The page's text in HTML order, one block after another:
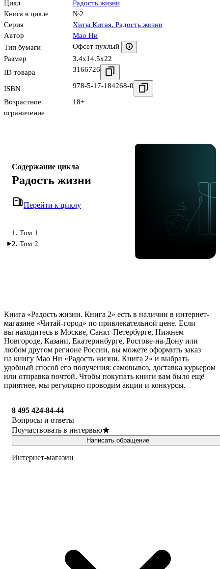
Цикл
Радость жизни
Книга в цикле
№2
Серия
Хиты Китая. Радость жизни
Автор
Мао Ни
Тип бумаги
Офсет пухлый
Размер
3.4x14.5x22
ID товара
3166726
ISBN 978-5-17-184268-0
Возрастное
ограничение
18+
Содержание цикла
Радость жизни
Перейти к циклу
1. Том 1
2. Том 2
Книга «Радость жизни. Книга 2» есть в наличии в интернет-
магазине «Читай-город» по привлекательной цене. Если
вы находитесь в Москве, Санкт-Петербурге, Нижнем
Новгороде, Казани, Екатеринбурге, Ростове-на-Дону или
любом другом регионе России, вы можете оформить заказ
на книгу Мао Ни «Радость жизни. Книга 2» и выбрать
удобный способ его получения: самовывоз, доставка курьером
или отправка почтой. Чтобы покупать книги вам было ещё
приятнее, мы регулярно проводим акции и конкурсы.
8 495 424-84-44
Вопросы и ответы
Поучаствовать в интервью
Написать обращение
Интернет-магазин